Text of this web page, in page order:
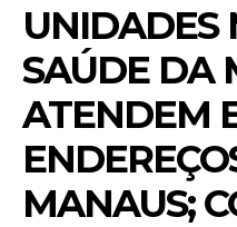
UNIDADES
SAÚDE DA
ATENDEM
MANAUS;